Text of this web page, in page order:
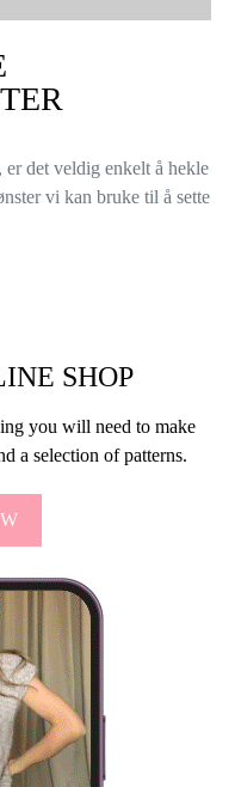
det veldig enkelt å hekle
vi kan bruke til å sette
SHOP
you will need to make
a selection of patterns.